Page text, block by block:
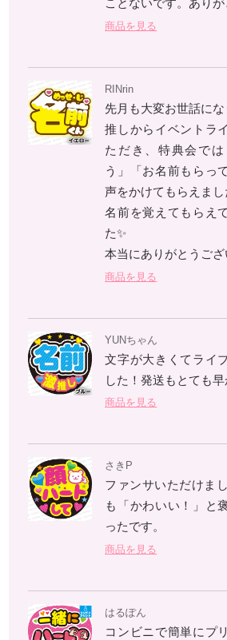
ことないです。あり
商品を見る
RINrin
先月も大変お世話にな
推しからイベントラ
ただき、特典会で
う」「お名前もらっ
声をかけてもらえまし
名前を覚えてもらえ
た✨
本当にありがとうござ
商品を見る
YUNちゃん
文字が大きくてライ
した！発送もとても早
商品を見る
さきP
ファンサいただけま
も「かわいい！」と
ったです。
商品を見る
はるぽん
コンビニで簡単にプ